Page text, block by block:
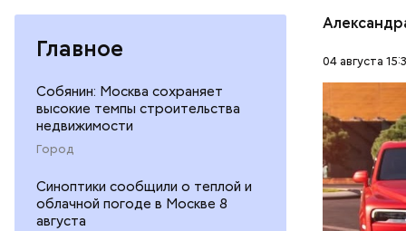
Главное
Собянин: Москва сохраняет
высокие темпы строительства
недвижимости
Город
Синоптики сообщили о теплой и
облачной погоде в Москве 8
августа
04 августа
В мае
Гусейна
неуплате
размере.
НАЛОГИ
ГАСАН